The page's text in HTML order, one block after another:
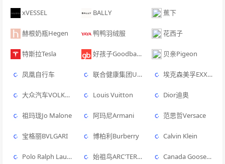
xVESSEL BALLY 蕉下
赫根奶瓶Hegen 鸭鸭羽绒服 花西子
特斯拉Tesla 好孩子Goodbaby 贝亲Pigeon
凤凰自行车 联合健康集团UnitedHealth Group 埃克森美孚EXXON MOBIL
大众汽车VOLKSWAGEN Louis Vuitton Dior迪奥
祖玛珑Jo Malone 阿玛尼Armani 范思哲Versace
宝格丽BVLGARI 博柏利Burberry Calvin Klein
Polo Ralph Lauren拉夫劳伦 始祖鸟ARC'TERYX Canada Goose加拿大鹅